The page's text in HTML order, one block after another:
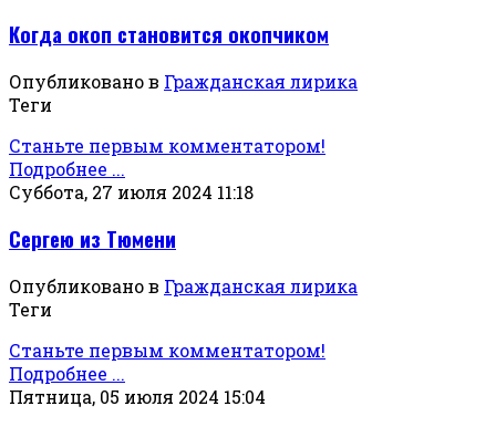
Когда окоп становится окопчиком
Опубликовано в Гражданская лирика
Теги
Станьте первым комментатором!
Подробнее ...
Суббота, 27 июля 2024 11:18
Сергею из Тюмени
Опубликовано в Гражданская лирика
Теги
Станьте первым комментатором!
Подробнее ...
Пятница, 05 июля 2024 15:04